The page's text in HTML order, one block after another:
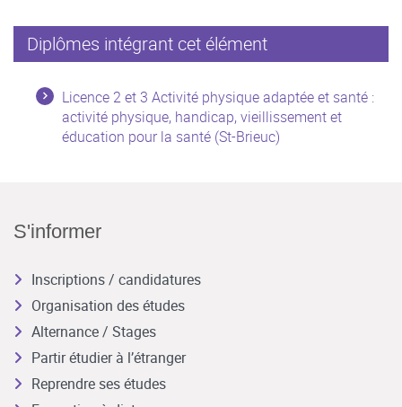
Diplômes intégrant cet élément
Licence 2 et 3 Activité physique adaptée et santé :
activité physique, handicap, vieillissement et
éducation pour la santé (St-Brieuc)
S'informer
Inscriptions / candidatures
Organisation des études
Alternance / Stages
Partir étudier à l’étranger
Reprendre ses études